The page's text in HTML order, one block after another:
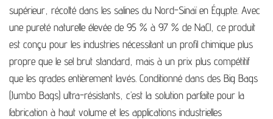
supérieur, récolté dans les salines du Nord-Sinaï en Égypte. Avec
une pureté naturelle élevée de 95 % à 97 % de NaCl, ce produit
est conçu pour les industries nécessitant un profil chimique plus
propre que le sel brut standard, mais à un prix plus compétitif
que les grades entièrement lavés. Conditionné dans des Big Bags
(Jumbo Bags) ultra-résistants, c’est la solution parfaite pour la
fabrication à haut volume et les applications industrielles